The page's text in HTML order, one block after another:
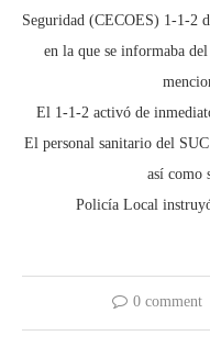
Seguridad (CECOES) 1-1-2
en la que se informaba
El 1-1-2 activó de
El personal sanitario del
así como
Policía Local
0 comment